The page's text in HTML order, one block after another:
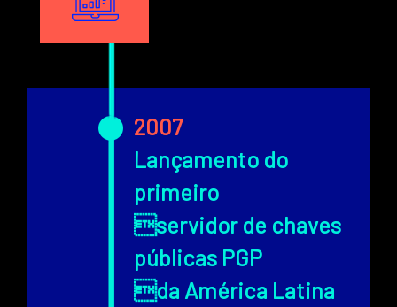
2007
Lançamento do
primeiro
servidor de chaves
públicas PGP
da América Latina